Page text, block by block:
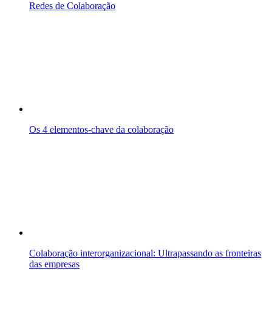
Redes de Colaboração
Os 4 elementos-chave da colaboração
Colaboração interorganizacional: Ultrapassando as fronteiras
das empresas